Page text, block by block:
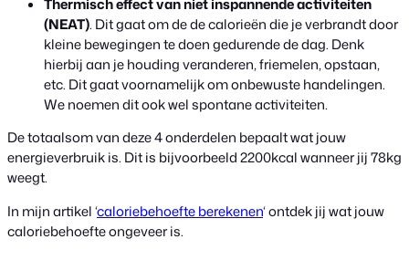
(NEAT). Dit gaat om de de calorieën die je verbrandt door
kleine bewegingen te doen gedurende de dag. Denk
hierbij aan je houding veranderen, friemelen, opstaan,
etc. Dit gaat voornamelijk om onbewuste handelingen.
We noemen dit ook wel spontane activiteiten.
De totaalsom van deze 4 onderdelen bepaalt wat jouw
energieverbruik is. Dit is bijvoorbeeld 2200kcal wanneer jij 78kg
weegt.
In mijn artikel ‘caloriebehoefte berekenen‘ ontdek jij wat jouw
caloriebehoefte ongeveer is.